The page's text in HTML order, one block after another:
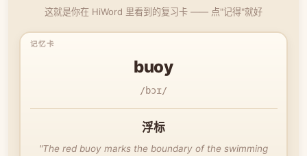
这就是你在 HiWord 里看到的复习卡 —— 点"记得"就好
buoy
/bɔɪ/
浮标
"The red buoy marks the boundary of the swimming